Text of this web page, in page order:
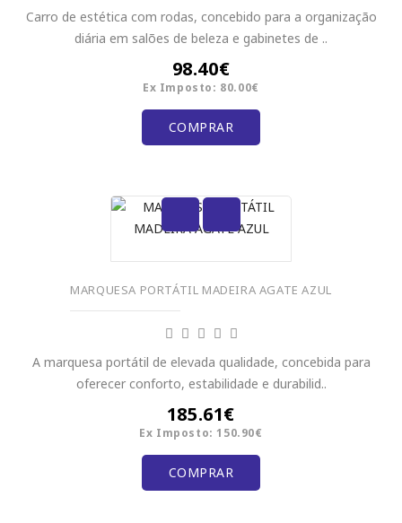
Carro de estética com rodas, concebido para a organização
diária em salões de beleza e gabinetes de ..
98.40€
Ex Imposto: 80.00€
COMPRAR
MARQUESA PORTÁTIL MADEIRA AGATE AZUL
A marquesa portátil de elevada qualidade, concebida para
oferecer conforto, estabilidade e durabilid..
185.61€
Ex Imposto: 150.90€
COMPRAR